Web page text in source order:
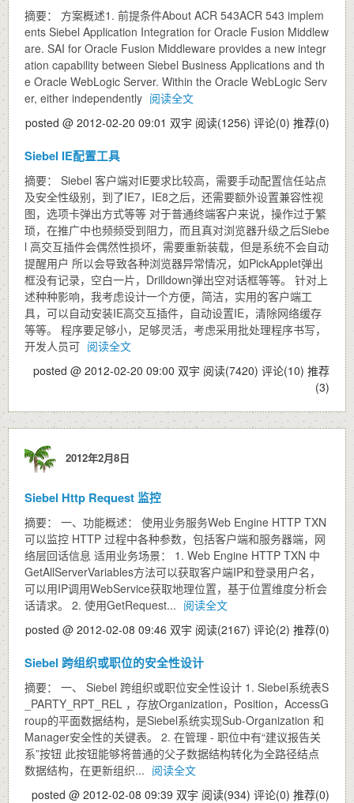
摘要： 方案概述1. 前提条件About ACR 543ACR 543 implem
ents Siebel Application Integration for Oracle Fusion Middlew
are. SAI for Oracle Fusion Middleware provides a new integr
ation capability between Siebel Business Applications and th
e Oracle WebLogic Server. Within the Oracle WebLogic Serv
er, either independently 阅读全文
posted @ 2012-02-20 09:01 双宇 阅读(1256) 评论(0) 推荐(0)
Siebel IE配置工具
摘要： Siebel 客户端对IE要求比较高，需要手动配置信任站点
及安全性级别，到了IE7，IE8之后，还需要额外设置兼容性视
图，选项卡弹出方式等等 对于普通终端客户来说，操作过于繁
琐，在推广中也频频受到阻力，而且真对浏览器升级之后Siebe
l 高交互插件会偶然性损坏，需要重新装载，但是系统不会自动
提醒用户 所以会导致各种浏览器异常情况，如PickApplet弹出
框没有记录，空白一片，Drilldown弹出空对话框等等。 针对上
述种种影响，我考虑设计一个方便，简洁，实用的客户端工
具，可以自动安装IE高交互插件，自动设置IE，清除网络缓存
等等。 程序要足够小，足够灵活，考虑采用批处理程序书写，
开发人员可 阅读全文
posted @ 2012-02-20 09:00 双宇 阅读(7420) 评论(10) 推荐
(3)
2012年2月8日
Siebel Http Request 监控
摘要： 一、功能概述： 使用业务服务Web Engine HTTP TXN
可以监控 HTTP 过程中各种参数，包括客户端和服务器端，网
络层回话信息 适用业务场景： 1. Web Engine HTTP TXN 中
GetAllServerVariables方法可以获取客户端IP和登录用户名，
可以用IP调用WebService获取地理位置，基于位置维度分析会
话请求。 2. 使用GetRequest... 阅读全文
posted @ 2012-02-08 09:46 双宇 阅读(2167) 评论(2) 推荐(0)
Siebel 跨组织或职位的安全性设计
摘要： 一、 Siebel 跨组织或职位安全性设计 1. Siebel系统表S
_PARTY_RPT_REL ，存放Organization，Position，AccessG
roup的平面数据结构，是Siebel系统实现Sub-Organization 和
Manager安全性的关键表。 2. 在管理 - 职位中有“建议报告关
系”按钮 此按钮能够将普通的父子数据结构转化为全路径结点
数据结构，在更新组织... 阅读全文
posted @ 2012-02-08 09:39 双宇 阅读(934) 评论(0) 推荐(0)